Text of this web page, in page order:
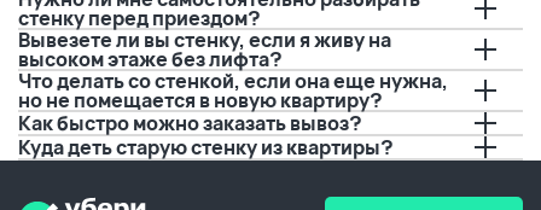
позвонил,
предупредил
о
времени
прибытия.
Спасибо!!!
вывозом.
И это
очень
удобно,
а
качество
не
хуже.
за пару
дней до
события.
Если бы
не вы,
не
видать
любимого
стенку перед приездом?
Вывезете ли вы стенку, если я живу на
высоком этаже без лифта?
Что делать со стенкой, если она еще нужна,
но не помещается в новую квартиру?
Как быстро можно заказать вывоз?
Куда деть старую стенку из квартиры?